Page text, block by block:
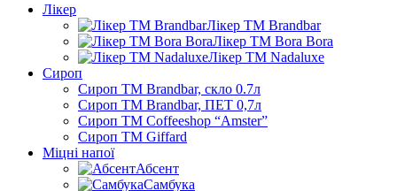
Лікер
Лікер ТМ Brandbar
Лікер ТМ Bora Bora
Лікер ТМ Nadaluxe
Сироп
Сироп TM Brandbar, скло 0.7л
Сироп TM Brandbar, ПЕТ 0,7л
Сироп TM Coffeeshop “Amster”
Сироп TM Giffard
Міцні напої
Абсент
Самбука